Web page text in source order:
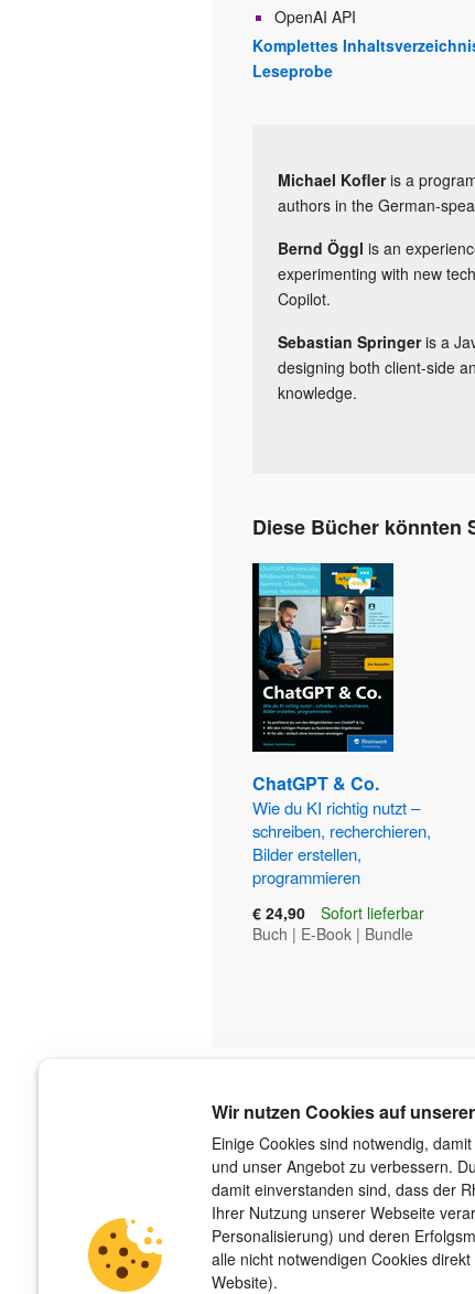
Wir nutzen Cookies auf
Einige Cookies sind notwendig,
und unser Angebot zu verbessern.
damit einverstanden sind, dass der
Ihrer Nutzung unserer Webseite
Personalisierung) und deren
alle nicht notwendigen Cookies
Website).
OpenAI API
Komplettes
Leseprobe
Michael Kofleris a
authors in the German-
Bernd Öggl is an
experimenting with new
Copilot.
Sebastian Springeris a
designing both client-side
knowledge.
Diese Bücher könnten
ChatGPT & Co.
Wie du KI richtig nutzt –
schreiben, recherchieren,
Bilder erstellen,
programmieren
€ 24,90
Sofort lieferbar
Buch | E-Book | Bundle
Über uns
Der Verlag
Das Team
Unsere Autorinnen und Autoren
Jobs
Barrierefreiheit
Nachhaltigkeit